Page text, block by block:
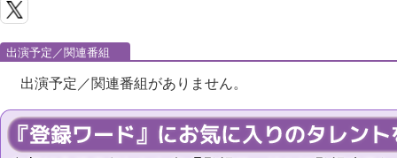
出演予定／関連番組
出演予定／関連番組がありません。